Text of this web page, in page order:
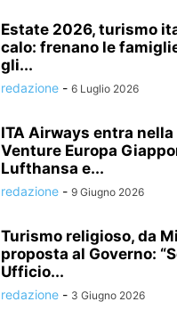
Estate 2026, turismo
calo: frenano le
gli...
redazione - 6 Luglio 2026
ITA Airways entra
Venture Europa
Lufthansa e...
redazione - 9 Giugno 2026
Turismo religioso, da
proposta al Governo:
Ufficio...
redazione - 3 Giugno 2026